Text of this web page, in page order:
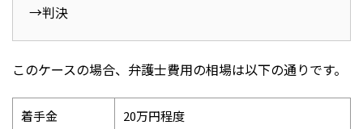
→判決
このケースの場合、弁護士費用の相場は以下の通りです。
着手金 20万円程度